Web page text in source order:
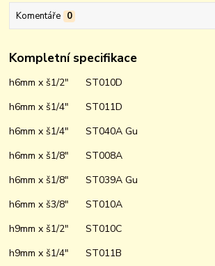
Komentáře 0
Kompletní specifikace
h6mm x š1/2" ST010D
h6mm x š1/4" ST011D
h6mm x š1/4" ST040A Gu
h6mm x š1/8" ST008A
h6mm x š1/8" ST039A Gu
h6mm x š3/8" ST010A
h9mm x š1/2" ST010C
h9mm x š1/4" ST011B